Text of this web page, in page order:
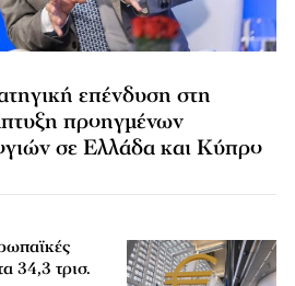
επένδυση στη
προηγμένων
σε Ελλάδα και Κύπρο
34,3 τρισ.